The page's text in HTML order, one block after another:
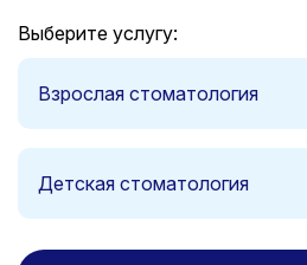
Выберите услугу:
Взрослая стоматология
Детская стоматология